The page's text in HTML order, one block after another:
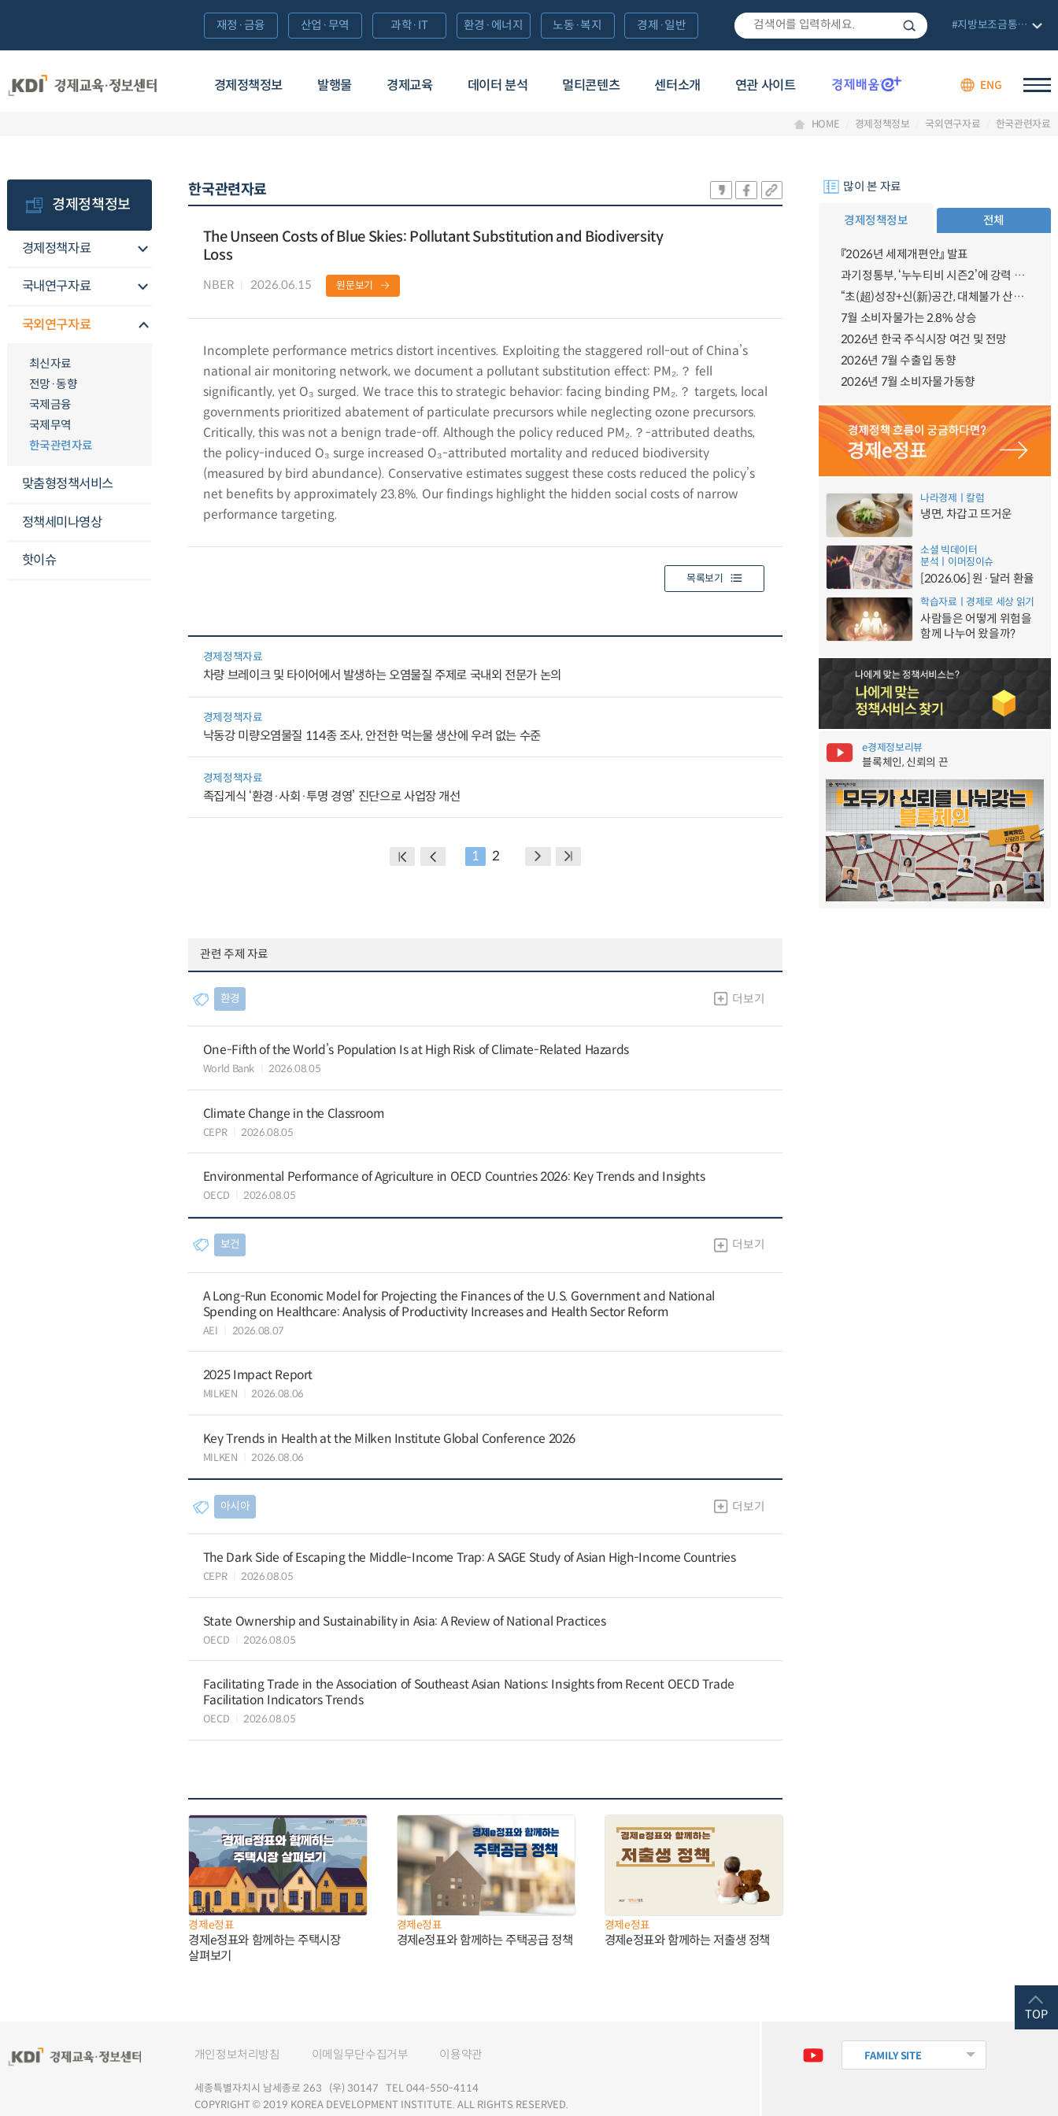
경제정책정보 발행물 경제교육 데이터 분석 멀티콘텐츠 센터소개 연관 사이트 ENG
재정·금융 산업·무역 과학·IT 환경·에너지 노동·복지 경제·일반 #지방보조금통합관리망
HOME 경제정책정보 국외연구자료 한국관련자료
경제정책정보
경제정책자료
국내연구자료
국외연구자료
최신자료
전망·동향
국제금융
국제무역
한국관련자료
맞춤형정책서비스
정책세미나영상
핫이슈
한국관련자료
The Unseen Costs of Blue Skies: Pollutant Substitution and Biodiversity
Loss
NBER 2026.06.15 원문보기
Incomplete performance metrics distort incentives. Exploiting the staggered roll-out of China’s
national air monitoring network, we document a pollutant substitution effect: PM₂.？ fell
significantly, yet O₃ surged. We trace this to strategic behavior: facing binding PM₂.？ targets, local
governments prioritized abatement of particulate precursors while neglecting ozone precursors.
Critically, this was not a benign trade-off. Although the policy reduced PM₂.？-attributed deaths,
the policy-induced O₃ surge increased O₃-attributed mortality and reduced biodiversity
(measured by bird abundance). Conservative estimates suggest these costs reduced the policy’s
net benefits by approximately 23.8%. Our findings highlight the hidden social costs of narrow
performance targeting.
목록보기
경제정책자료
차량 브레이크 및 타이어에서 발생하는 오염물질 주제로 국내외 전문가 논의
경제정책자료
낙동강 미량오염물질 114종 조사, 안전한 먹는물 생산에 우려 없는 수준
경제정책자료
족집게식 ‘환경·사회·투명 경영’ 진단으로 사업장 개선
1 2
관련 주제 자료
환경 더보기
One-Fifth of the World’s Population Is at High Risk of Climate-Related Hazards
World Bank 2026.08.05
Climate Change in the Classroom
CEPR 2026.08.05
Environmental Performance of Agriculture in OECD Countries 2026: Key Trends and Insights
OECD 2026.08.05
보건 더보기
A Long-Run Economic Model for Projecting the Finances of the U.S. Government and National
Spending on Healthcare: Analysis of Productivity Increases and Health Sector Reform
AEI 2026.08.07
2025 Impact Report
MILKEN 2026.08.06
Key Trends in Health at the Milken Institute Global Conference 2026
MILKEN 2026.08.06
아시아 더보기
The Dark Side of Escaping the Middle-Income Trap: A SAGE Study of Asian High-Income Countries
CEPR 2026.08.05
State Ownership and Sustainability in Asia: A Review of National Practices
OECD 2026.08.05
Facilitating Trade in the Association of Southeast Asian Nations: Insights from Recent OECD Trade
Facilitation Indicators Trends
OECD 2026.08.05
경제e정표
경제e정표와 함께하는 주택시장
살펴보기
경제e정표
경제e정표와 함께하는 주택공급 정책
경제e정표
경제e정표와 함께하는 저출생 정책
많이 본 자료
경제정책정보 전체
『2026년 세제개편안』 발표
과기정통부, ‘누누티비 시즌2’에 강력 대응 의지 밝혀
“초(超)성장+신(新)공간, 대체불가 산업강국”
7월 소비자물가는 2.8% 상승
2026년 한국 주식시장 여건 및 전망
2026년 7월 수출입 동향
2026년 7월 소비자물가동향
나라경제ㅣ칼럼
냉면, 차갑고 뜨거운
소셜 빅데이터
분석ㅣ이머징이슈
[2026.06] 원·달러 환율
학습자료ㅣ경제로 세상 읽기
사람들은 어떻게 위험을
함께 나누어 왔을까?
e경제정보리뷰
블록체인, 신뢰의 끈
FAMILY SITE
개인정보처리방침 이메일무단수집거부 이용약관
세종특별자치시 남세종로 263 (우) 30147 TEL 044-550-4114
COPYRIGHT © 2019 KOREA DEVELOPMENT INSTITUTE. ALL RIGHTS RESERVED.
TOP